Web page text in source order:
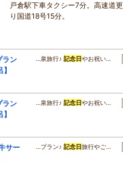
戸倉駅下車タクシー7分。高速道
り国道18号15分。
ラン
…泉旅行♪ 記念日やお祝い…
ラン
…泉旅行♪ 記念日やお祝い…
サー
…プラン♪ 記念日旅行やご…